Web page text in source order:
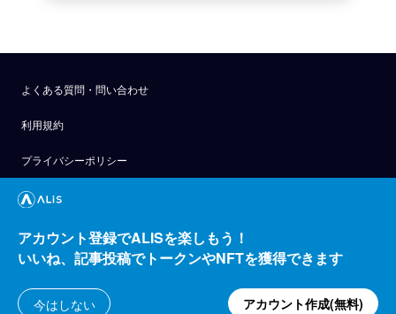
よくある質問・問い合わせ
利用規約
プライバシーポリシー
公式アナウンス
技術ブログ
API
運営会社
アカウント登録でALISを楽しもう！
いいね、記事投稿でトークンやNFTを獲得できます
今はしない アカウント作成(無料)